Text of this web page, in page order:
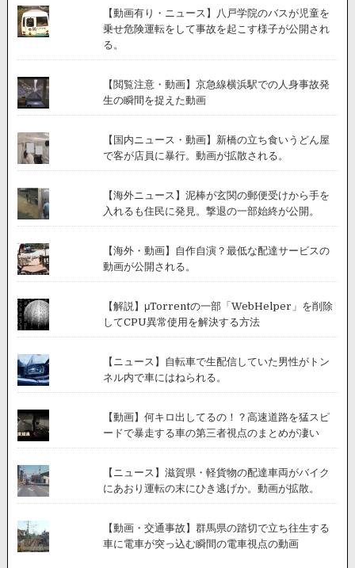
が
バ
ッ
写
っ
て
た。
【動画有り・ニュース】八戸学院のバスが児童を
乗せ危険運転をして事故を起こす様子が公開され
る。
【閲覧注意・動画】京急線横浜駅での人身事故発
生の瞬間を捉えた動画
【国内ニュース・動画】新橋の立ち食いうどん屋
で客が店員に暴行。動画が拡散される。
【海外ニュース】泥棒が玄関の郵便受けから手を
入れるも住民に発見。撃退の一部始終が公開。
【海外・動画】自作自演？最低な配達サービスの
動画が公開される。
【解説】μTorrentの一部「WebHelper」を削除
してCPU異常使用を解決する方法
【ニュース】自転車で生配信していた男性がトン
ネル内で車にはねられる。
【動画】何キロ出してるの！？高速道路を猛スピ
ードで暴走する車の第三者視点のまとめが凄い
【ニュース】滋賀県・軽貨物の配達車両がバイク
にあおり運転の末にひき逃げか。動画が拡散。
【動画・交通事故】群馬県の踏切で立ち往生する
車に電車が突っ込む瞬間の電車視点の動画